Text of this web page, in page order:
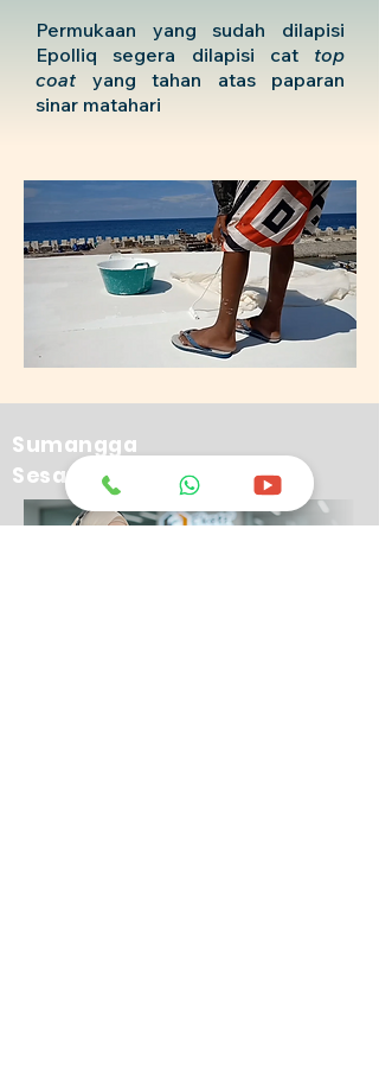
Permukaan yang sudah dilapisi
Epolliq segera dilapisi cat top
coat yang tahan atas paparan
sinar matahari
Sumangga
Sesambungan